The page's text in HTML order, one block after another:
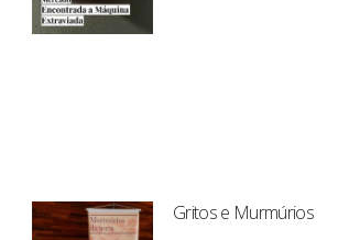
Gritos e Murmúrios